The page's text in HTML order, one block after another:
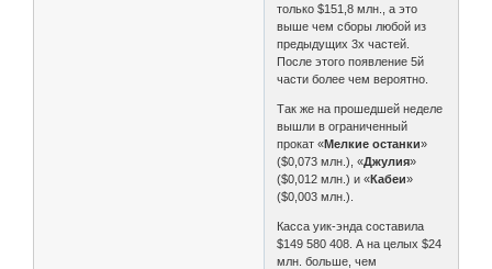
только $151,8 млн., а это
выше чем сборы любой из
предыдущих 3х частей.
После этого появление 5й
части более чем вероятно.
Так же на прошедшей неделе
вышли в ограниченный
прокат «Мелкие останки»
($0,073 млн.), «Джулия»
($0,012 млн.) и «Кабеи»
($0,003 млн.).
Касса уик-энда составила
$149 580 408. А на целых $24
млн. больше, чем